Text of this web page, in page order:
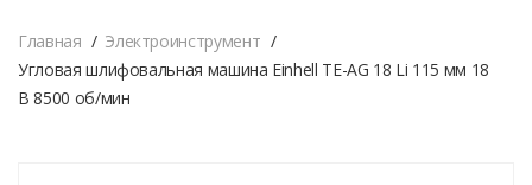
Главная
Электроинструмент
Угловая шлифовальная машина Einhell TE-AG 18 Li 115 мм 18
В 8500 об/мин